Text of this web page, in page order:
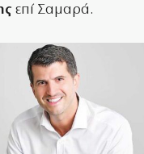
επί Σαμαρά.